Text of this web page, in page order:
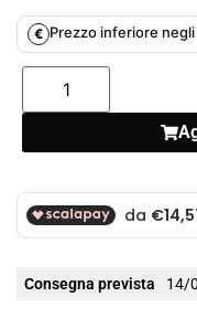
€ Prezzo inferiore
Consegna prevista 14/